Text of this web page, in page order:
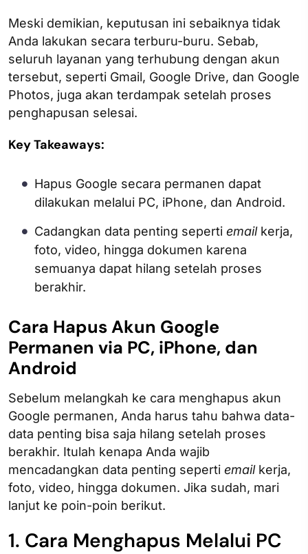
Meski demikian, keputusan ini sebaiknya tidak
Anda lakukan secara terburu-buru. Sebab,
seluruh layanan yang terhubung dengan akun
tersebut, seperti Gmail, Google Drive, dan Google
Photos, juga akan terdampak setelah proses
penghapusan selesai.
Key Takeaways:
Hapus Google secara permanen dapat
dilakukan melalui PC, iPhone, dan Android.
Cadangkan data penting seperti emailkerja,
foto, video, hingga dokumen karena
semuanya dapat hilang setelah proses
berakhir.
Cara Hapus Akun Google
Permanen via PC, iPhone, dan
Android
Sebelum melangkah ke cara menghapus akun
Google permanen, Anda harus tahu bahwa data-
data penting bisa saja hilang setelah proses
berakhir. Itulah kenapa Anda wajib
mencadangkan data penting seperti emailkerja,
foto, video, hingga dokumen. Jika sudah, mari
lanjut ke poin-poin berikut.
1. Cara Menghapus Melalui PC